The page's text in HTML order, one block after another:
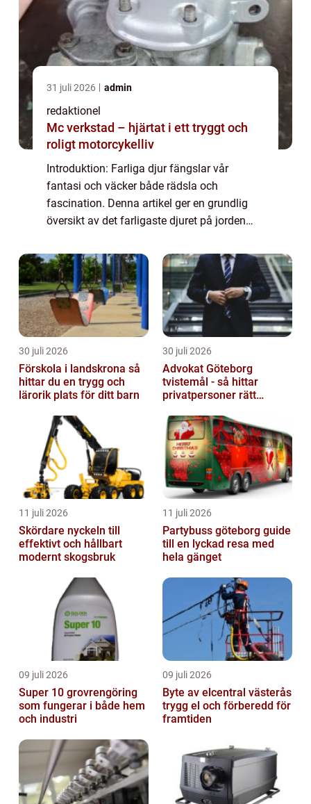
31 juli 2026 admin
redaktionel
Mc verkstad – hjärtat i ett tryggt och
roligt motorcykelliv
Introduktion: Farliga djur fängslar vår
fantasi och väcker både rädsla och
fascination. Denna artikel ger en grundlig
översikt av det farligaste djuret på jorden
dess arter, popularitet och kvantitativa mä...
30 juli 2026
Förskola i landskrona så
hittar du en trygg och
lärorik plats för ditt barn
30 juli 2026
Advokat Göteborg
tvistemål - så hittar
privatpersoner rätt
11 juli 2026
Skördare nyckeln till
effektivt och hållbart
modernt skogsbruk
11 juli 2026
Partybuss göteborg guide
till en lyckad resa med
hela gänget
09 juli 2026
Super 10 grovrengöring
som fungerar i både hem
och industri
09 juli 2026
Byte av elcentral västerås
trygg el och förberedd för
framtiden